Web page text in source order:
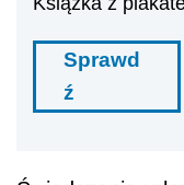
Sprawd
ź